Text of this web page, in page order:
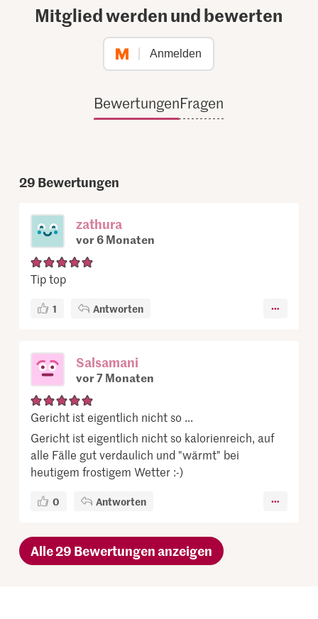
Mitglied werden und bewerten
Anmelden
BewertungenFragen
29 Bewertungen
zathura
vor 6 Monaten
Tip top
1 Antworten
Salsamani
vor 7 Monaten
Gericht ist eigentlich nicht so ...
Gericht ist eigentlich nicht so kalorienreich, auf
alle Fälle gut verdaulich und "wärmt" bei
heutigem frostigem Wetter :-)
0 Antworten
Alle 29 Bewertungen anzeigen